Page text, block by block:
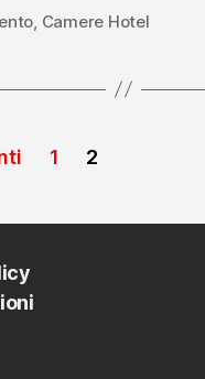
Camere Hotel
1 2